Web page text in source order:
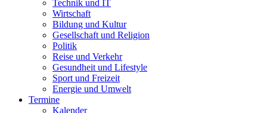
Technik und IT
Wirtschaft
Bildung und Kultur
Gesellschaft und Religion
Politik
Reise und Verkehr
Gesundheit und Lifestyle
Sport und Freizeit
Energie und Umwelt
Termine
Kalender